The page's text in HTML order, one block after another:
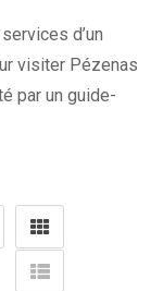
d’un
visiter Pézenas
par un guide-